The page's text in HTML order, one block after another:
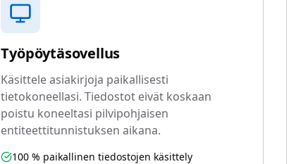
Työpöytäsovellus
Käsittele asiakirjoja paikallisesti
tietokoneellasi. Tiedostot eivät koskaan
poistu koneeltasi pilvipohjaisen
entiteettitunnistuksen aikana.
100 % paikallinen tiedostojen käsittely